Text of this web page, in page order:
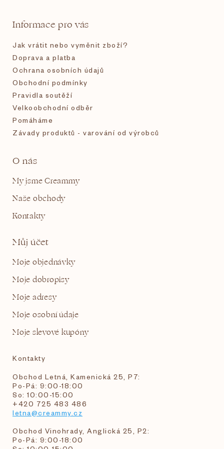
Informace pro vás
Jak vrátit nebo vyměnit zboží?
Doprava a platba
Ochrana osobních údajů
Obchodní podmínky
Pravidla soutěží
Velkoobchodní odběr
Pomáháme
Závady produktů - varování od výrobců
O nás
My jsme Creammy
Naše obchody
Kontakty
Můj účet
Moje objednávky
Moje dobropisy
Moje adresy
Moje osobní údaje
Moje slevové kupóny
Kontakty
Obchod Letná, Kamenická 25, P7:
Po-Pá: 9:00-18:00
So: 10:00-15:00
+420 725 483 486
letna@creammy.cz
Obchod Vinohrady, Anglická 25, P2:
Po-Pá: 9:00-18:00